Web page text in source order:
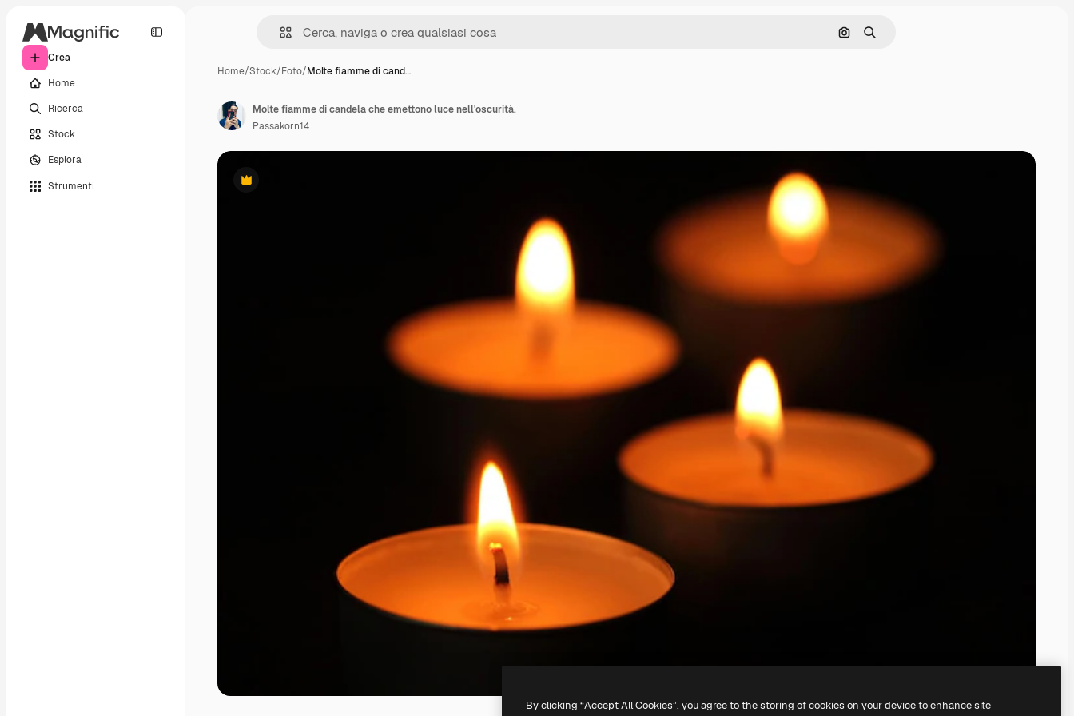
Crea
Home
Ricerca
Stock
Esplora
Strumenti
Cerca per immagine
Ricerca
Home/Stock/Foto/Molte fiamme di cand…
Premium
Molte fiamme di candela che emettono luce nell'oscurità.
Passakorn14
By clicking “Accept All Cookies”, you agree to the storing of cookies on your device to enhance site